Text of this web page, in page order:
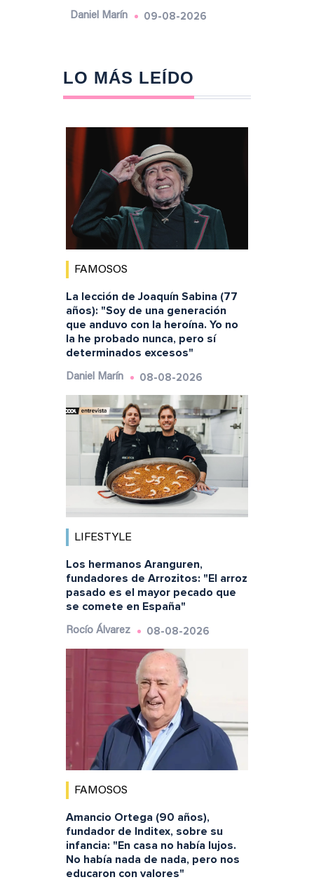
Daniel Marín 09-08-2026
LO MÁS LEÍDO
FAMOSOS
La lección de Joaquín Sabina (77
años): "Soy de una generación
que anduvo con la heroína. Yo no
la he probado nunca, pero sí
determinados excesos"
Daniel Marín 08-08-2026
LIFESTYLE
Los hermanos Aranguren,
fundadores de Arrozitos: "El arroz
pasado es el mayor pecado que
se comete en España"
Rocío Álvarez 08-08-2026
FAMOSOS
Amancio Ortega (90 años),
fundador de Inditex, sobre su
infancia: "En casa no había lujos.
No había nada de nada, pero nos
educaron con valores"